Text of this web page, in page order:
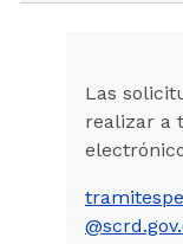
Las
realizar a